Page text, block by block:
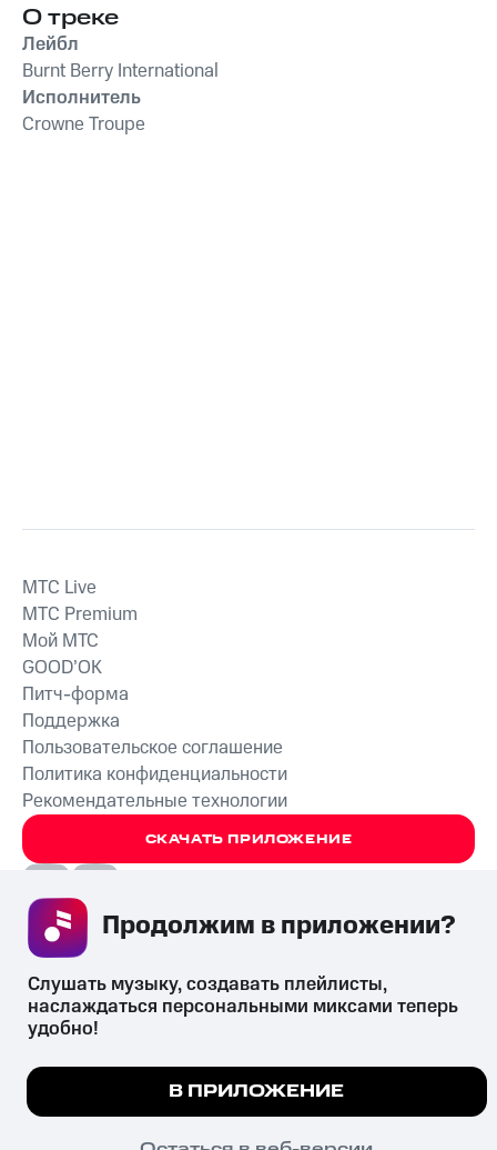
О треке
Лейбл
Burnt Berry International
Исполнитель
Crowne Troupe
СКАЧАТЬ ПРИЛОЖЕНИЕ
MTС Live
MTС Premium
Мой МТС
GOOD’OK
Питч-форма
Поддержка
Пользовательское соглашение
Политика конфиденциальности
Рекомендательные технологии
психотропных веществ, их аналогов причиняет вред здоровью,
их незаконный оборот запрещён и влечёт установленную
законодательством ответственность.
Все права защищены
Мы используем куки, чтобы на сайте все работало.
ПОНЯТНО
Продолжим в приложении?
Слушать музыку, создавать плейлисты,
наслаждаться персональными миксами теперь
удобно!
В ПРИЛОЖЕНИЕ